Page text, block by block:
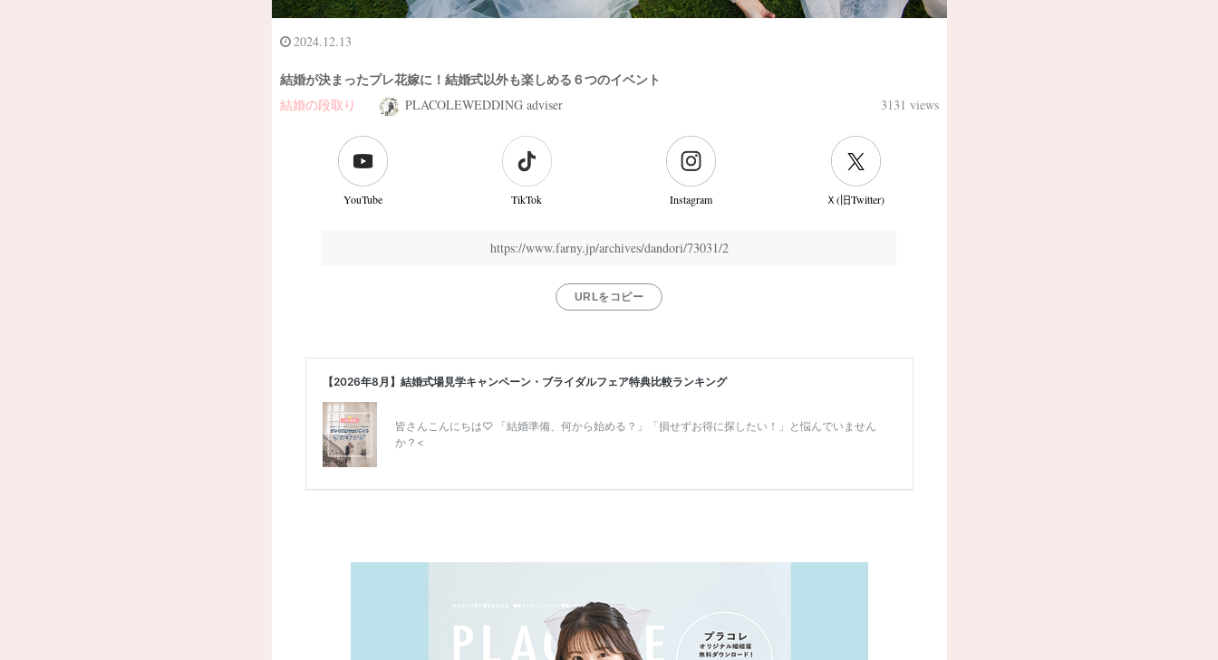
2024.12.13
結婚が決まったプレ花嫁に！結婚式以外も楽しめる６つのイベント
結婚の段取り PLACOLEWEDDING adviser 3131 views
YouTube TikTok Instagram Ｘ(旧Twitter)
https://www.farny.jp/archives/dandori/73031/2
URLをコピー